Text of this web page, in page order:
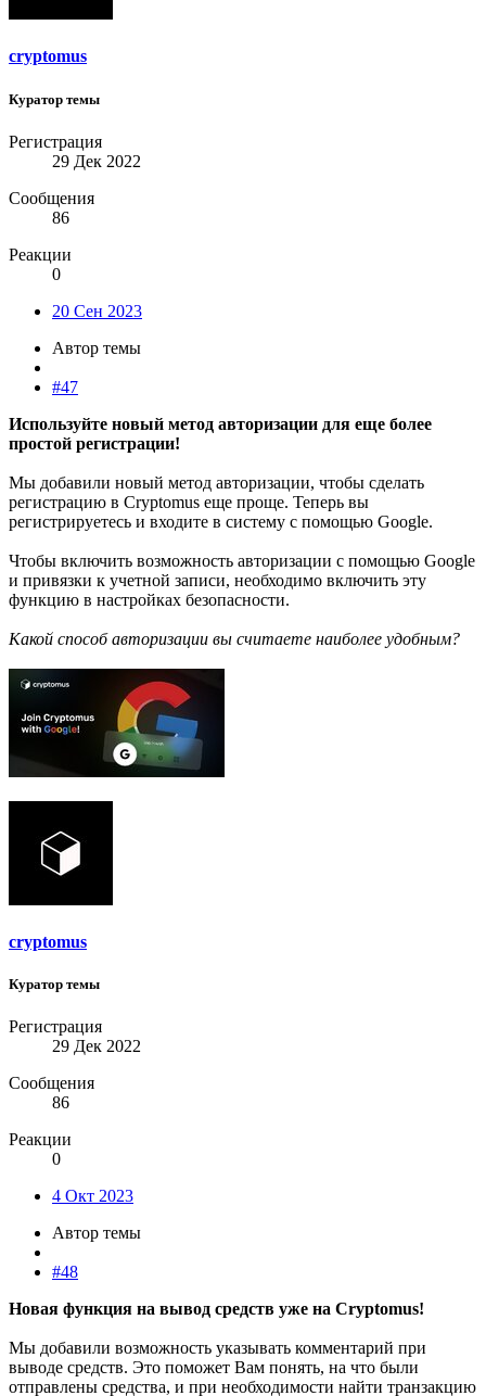
cryptomus
Куратор темы
Регистрация
29 Дек 2022
Сообщения
86
Реакции
0
20 Сен 2023
Автор темы
#47
Используйте новый метод авторизации для еще более
простой регистрации!
Мы добавили новый метод авторизации, чтобы сделать
регистрацию в Cryptomus еще проще. Теперь вы
регистрируетесь и входите в систему с помощью Google.
Чтобы включить возможность авторизации с помощью Google
и привязки к учетной записи, необходимо включить эту
функцию в настройках безопасности.
Какой способ авторизации вы считаете наиболее удобным?
cryptomus
Куратор темы
Регистрация
29 Дек 2022
Сообщения
86
Реакции
0
4 Окт 2023
Автор темы
#48
Новая функция на вывод средств уже на Cryptomus!
Мы добавили возможность указывать комментарий при
выводе средств. Это поможет Вам понять, на что были
отправлены средства, и при необходимости найти транзакцию